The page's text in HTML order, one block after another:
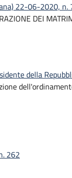
22-06-2020, n.
DEI
della
262